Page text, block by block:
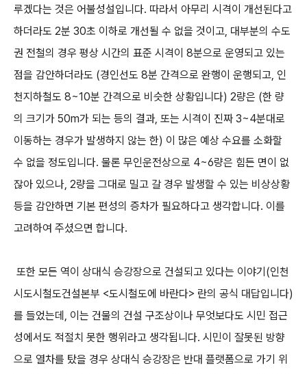
루겠다는 것은 어불성설입니다. 따라서 아무리 시격이 개선된다고
하더라도 2분 30초 이하로 개선될 수 없을 것이고, 대부분의 수도
권 전철의 경우 평상 시간의 표준 시격이 8분으로 운영되고 있는
점을 감안하더라도 (경인선도 8분 간격으로 완행이 운행되고, 인
천지하철도 8~10분 간격으로 비슷한 상황입니다) 2량은 (한 량
의 크기가 50m가 되는 등의 결과, 또는 시격이 진짜 3~4분대로
이동하는 경우가 발생하지 않는 한) 이 많은 예상 수요를 소화할
수 없을 정도입니다. 물론 무인운전상으로 4~6량은 힘든 면이 없
잖아 있으나, 2량을 그대로 밀고 갈 경우 발생할 수 있는 비상상황
등을 감안하면 기본 편성의 증차가 필요하다고 생각합니다. 이를
고려하여 주셨으면 합니다.
또한 모든 역이 상대식 승강장으로 건설되고 있다는 이야기(인천
시도시철도건설본부 <도시철도에 바란다> 란의 공식 대답입니다)
를 들었는데, 이는 건물의 건설 구조상이나 무엇보다도 시민 접근
성에서도 적절치 못한 행위라고 생각됩니다. 시민이 잘못된 방향
으로 열차를 탔을 경우 상대식 승강장은 반대 플랫폼으로 가기 위